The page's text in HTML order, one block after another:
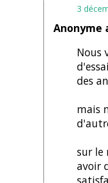
3
Anonyme
Nous
des
mais
sur le
avoir